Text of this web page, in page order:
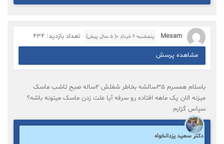
Mesam پنجشنبه ۶ خرداد ۰( 5 سال پیش) تعداد بازدید: 434
مشاهده پرسش
باسلام همسرم 35سالشه بخاطر شغلش 2ساله صبح تاشب ماسک
میزنه الان یک ماهه افتاده رو سرفه آیا علت زدن ماسک میتونه باشه؟
سپاس گزارم
دکتر سعید یزدانخواه